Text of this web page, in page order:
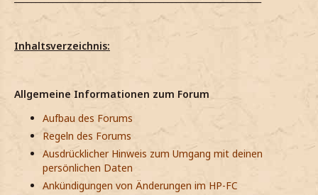
Inhaltsverzeichnis:
Allgemeine Informationen zum Forum
Aufbau des Forums
Regeln des Forums
Ausdrücklicher Hinweis zum Umgang mit deinen
persönlichen Daten
Ankündigungen von Änderungen im HP-FC